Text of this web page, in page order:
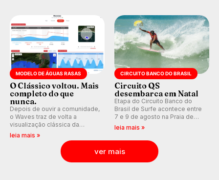
Kelly Slater convidado.
MODELO DE ÁGUAS RASAS
O Clássico voltou. Mais
completo do que
nunca.
Depois de ouvir a comunidade,
o Waves traz de volta a
visualização clássica da
previsão de águas rasas,
agora integrada à nova
plataforma e com previsão das
ondas para até 16 dias.
leia mais »
CIRCUITO BANCO DO BRASIL
Circuito QS
desembarca em Natal
Etapa do Circuito Banco do
Brasil de Surfe acontece entre
7 e 9 de agosto na Praia de
Miami (RN), em disputas
(QS) 4.000 e pela corrida por
vagas no Challenger Series.
leia mais »
ver mais